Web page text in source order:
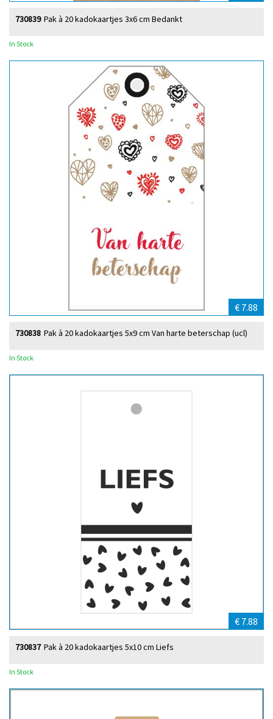
Pak à 20 kadokaartjes 3x6 cm Bedankt
730839
In Stock
€ 7.88
Pak à 20 kadokaartjes 5x9 cm Van harte beterschap (ucl)
730838
In Stock
€ 7.88
Pak à 20 kadokaartjes 5x10 cm Liefs
730837
In Stock